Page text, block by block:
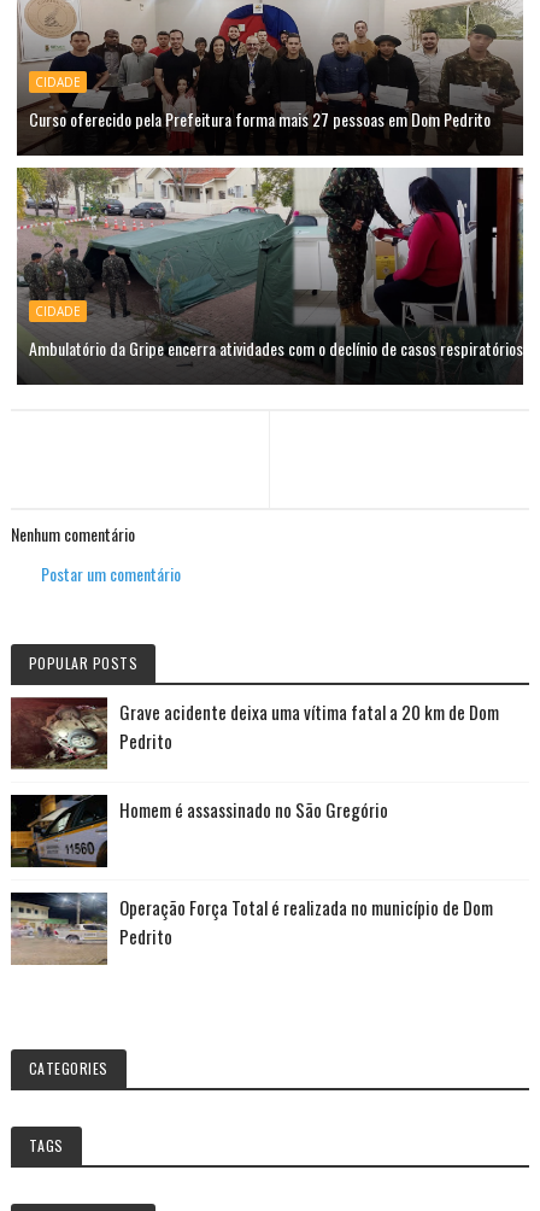
CIDADE
Curso oferecido pela Prefeitura forma mais 27 pessoas em Dom Pedrito
CIDADE
Ambulatório da Gripe encerra atividades com o declínio de casos respiratórios
Nenhum comentário
Postar um comentário
POPULAR POSTS
Grave acidente deixa uma vítima fatal a 20 km de Dom
Pedrito
Homem é assassinado no São Gregório
Operação Força Total é realizada no município de Dom
Pedrito
CATEGORIES
TAGS